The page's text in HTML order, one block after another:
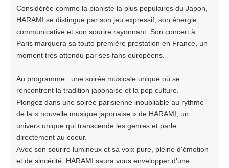
Considérée comme la pianiste la plus populaires du Japon,
HARAMI se distingue par son jeu expressif, son énergie
communicative et son sourire rayonnant. Son concert à
Paris marquera sa toute première prestation en France, un
moment très attendu par ses fans européens.
Au programme : une soirée musicale unique où se
rencontrent la tradition japonaise et la pop culture.
Plongez dans une soirée parisienne inoubliable au rythme
de la « nouvelle musique japonaise » de HARAMI, un
univers unique qui transcende les genres et parle
directement au coeur.
Avec son sourire lumineux et sa voix pure, pleine d'émotion
et de sincérité, HARAMI saura vous envelopper d'une